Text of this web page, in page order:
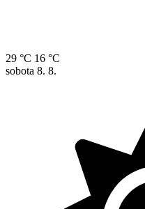
29 °C 16 °C
sobota 8. 8.